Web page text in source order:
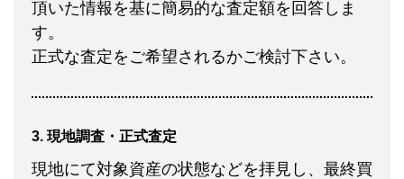
頂いた情報を基に簡易的な査定額を回答しま
す。
正式な査定をご希望されるかご検討下さい。
3. 現地調査・正式査定
現地にて対象資産の状態などを拝見し、最終買